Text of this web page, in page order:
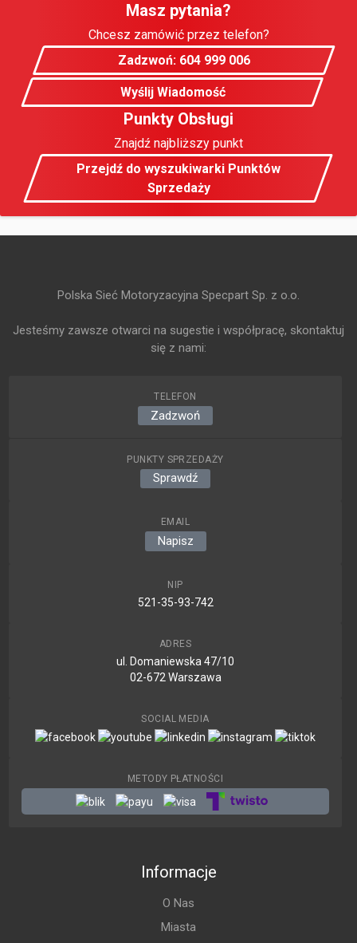
Masz pytania?
Chcesz zamówić przez telefon?
Zadzwoń: 604 999 006
Wyślij Wiadomość
Punkty Obsługi
Znajdź najbliższy punkt
Przejdź do wyszukiwarki Punktów
Sprzedaży
Polska Sieć Motoryzacyjna Specpart Sp. z o.o.
Jesteśmy zawsze otwarci na sugestie i współpracę, skontaktuj
się z nami:
TELEFON
Zadzwoń
PUNKTY SPRZEDAŻY
Sprawdź
EMAIL
Napisz
NIP
521-35-93-742
ADRES
ul. Domaniewska 47/10
02-672 Warszawa
SOCIAL MEDIA
METODY PŁATNOŚCI
Informacje
O Nas
Miasta